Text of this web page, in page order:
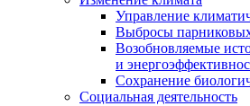
Управление
Выбросы парниковых
Возобновляемые
и
Сохранение
Социальная деятельность